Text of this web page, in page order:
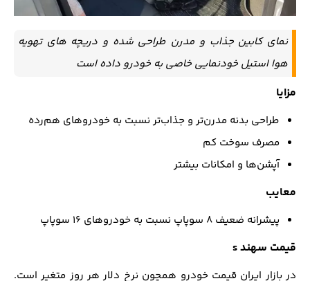
نمای کابین جذاب و مدرن طراحی شده و دریچه های تهویه
هوا استیل خودنمایی خاصی به خودرو داده است
مزایا
طراحی بدنه مدرن‌تر و جذاب‌تر نسبت به خودروهای هم‌رده
مصرف سوخت کم
آپشن‌ها و امکانات بیشتر
معایب
پیشرانه ضعیف ۸ سوپاپ نسبت به خودروهای ۱۶ سوپاپ
قیمت سهند s
در بازار ایران قیمت خودرو همچون نرخ دلار هر روز متغیر است.